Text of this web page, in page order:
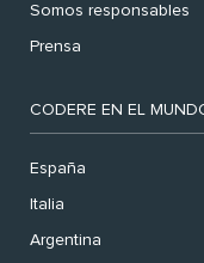
Somos responsables
Prensa
CODERE EN EL
España
Italia
Argentina